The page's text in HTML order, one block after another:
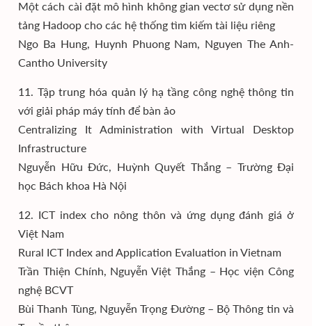
Một cách cài đặt mô hình không gian vectơ sử dụng nền
tảng Hadoop cho các hệ thống tìm kiếm tài liệu riêng
Ngo Ba Hung, Huynh Phuong Nam, Nguyen The Anh-
Cantho University
11. Tập trung hóa quản lý hạ tầng công nghệ thông tin
với giải pháp máy tính để bàn ảo
Centralizing It Administration with Virtual Desktop
Infrastructure
Nguyễn Hữu Đức, Huỳnh Quyết Thắng – Trường Đại
học Bách khoa Hà Nội
12. ICT index cho nông thôn và ứng dụng đánh giá ở
Việt Nam
Rural ICT Index and Application Evaluation in Vietnam
Trần Thiện Chính, Nguyễn Việt Thắng – Học viện Công
nghệ BCVT
Bùi Thanh Tùng, Nguyễn Trọng Đường – Bộ Thông tin và